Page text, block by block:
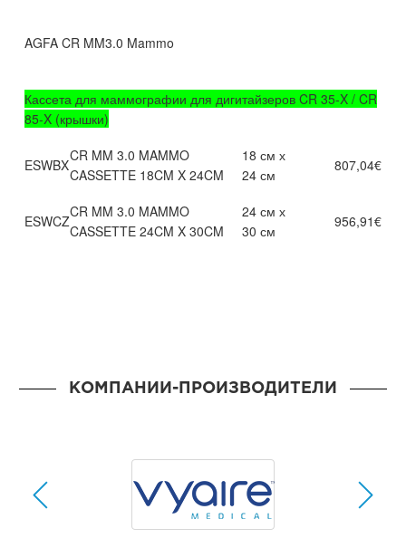
AGFA CR MM3.0 Mammo
Кассета для маммографии для дигитайзеров CR 35-X / CR
85-X (крышки)
ESWBX
CR MM 3.0 MAMMO
CASSETTE 18CM X 24CM
18 см х
24 см
807,04€
ESWCZ
CR MM 3.0 MAMMO
CASSETTE 24CM X 30CM
24 см х
30 см
956,91€
КОМПАНИИ-ПРОИЗВОДИТЕЛИ